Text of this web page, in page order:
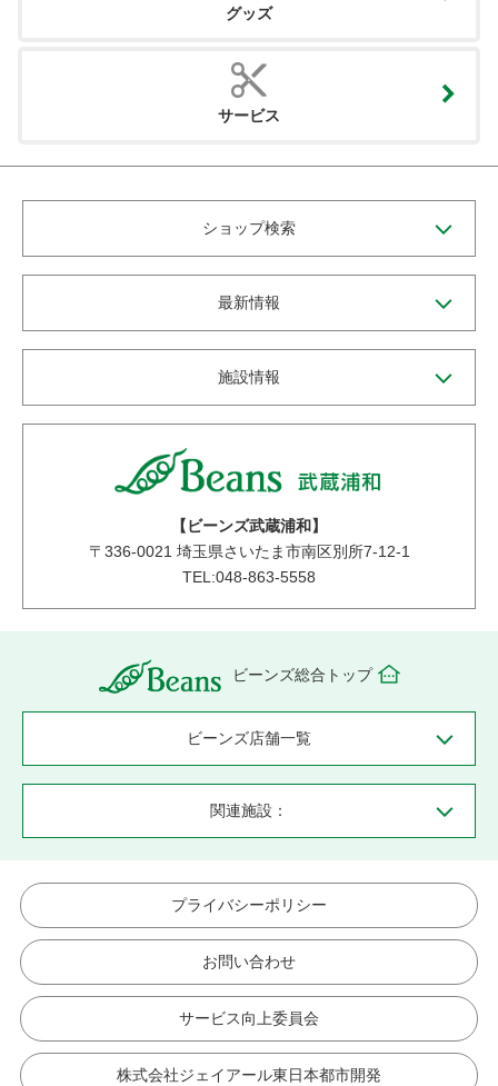
グッズ
サービス
ショップ検索
最新情報
施設情報
【ビーンズ武蔵浦和】
〒 336-0021 埼玉県さいたま市南区別所7-12-1
TEL:048-863-5558
ビーンズ総合トップ
ビーンズ店舗一覧
関連施設：
プライバシーポリシー
お問い合わせ
サービス向上委員会
株式会社ジェイアール東日本都市開発